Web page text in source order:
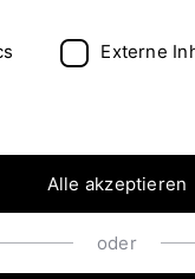
Externe
Alle akzeptieren
oder